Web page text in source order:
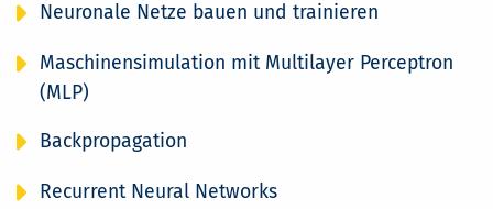
Neuronale Netze bauen und trainieren
Maschinensimulation mit Multilayer Perceptron
(MLP)
Backpropagation
Recurrent Neural Networks